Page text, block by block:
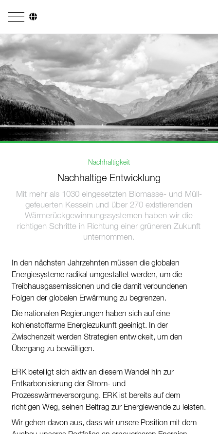
Unternehmen
Geschäftsfelder
Ingenieurdienstleistungen
Kesselsysteme
Feuerungssysteme
Referenzen
Kontakt
Neuigkeiten
Tools
Fragen & Anworten
Datenschutzerklärung
Impressum
Nachhaltigkeit
Nachhaltige Entwicklung
Mit mehr als 1030 eingesetzten Biomasse- und Müll-
gefeuerten Kesseln und über 270 existierenden
Wärmerückgewinnungssystemen haben wir die
richtigen Schritte in Richtung einer grüneren Zukunft
unternommen.
In den nächsten Jahrzehnten müssen die globalen
Energiesysteme radikal umgestaltet werden, um die
Treibhausgasemissionen und die damit verbundenen
Folgen der globalen Erwärmung zu begrenzen.
Die nationalen Regierungen haben sich auf eine
kohlenstoffarme Energiezukunft geeinigt. In der
Zwischenzeit werden Strategien entwickelt, um den
Übergang zu bewältigen.
ERK beteiligt sich aktiv an diesem Wandel hin zur
Entkarbonisierung der Strom- und
Prozesswärmeversorgung. ERK ist bereits auf dem
richtigen Weg, seinen Beitrag zur Energiewende zu leisten.
Wir gehen davon aus, dass wir unsere Position mit dem